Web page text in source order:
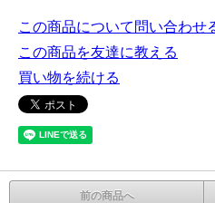
この商品について問い合わせ
この商品を友達に教える
買い物を続ける
前の商品へ